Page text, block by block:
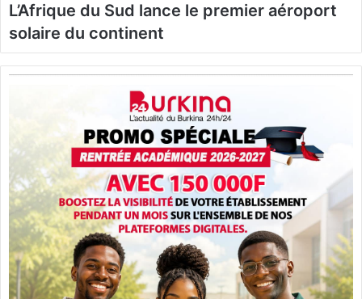
L’Afrique du Sud lance le premier aéroport
solaire du continent